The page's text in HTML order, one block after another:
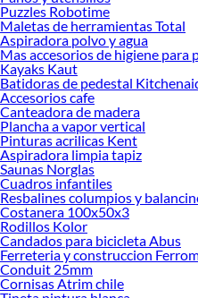
renovación de espacios. ¡Visítanos y
ofrecerte!
Encuentra una amplia variedad de
Sodimac. Encuentra todo lo necesario
decoración. ¡Visítanos y haz tus ideas
Puzzles Robotime
Maletas de herramientas Total
Aspiradora polvo y agua
Mas accesorios de higiene para
Kayaks Kaut
Batidoras de pedestal
Accesorios cafe
Canteadora de madera
Plancha a vapor vertical
Pinturas acrilicas Kent
Aspiradora limpia tapiz
Saunas Norglas
Cuadros infantiles
Resbalines columpios y
Costanera 100x50x3
Rodillos Kolor
Candados para bicicleta Abus
Ferreteria y construccion
Conduit 25mm
Cornisas Atrim chile